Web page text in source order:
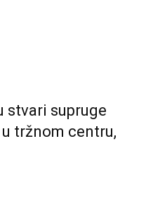
stvari supruge
tržnom centru,